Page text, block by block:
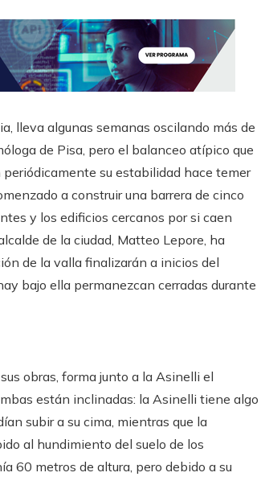
lleva algunas semanas oscilando más de
de Pisa, pero el balanceo atípico que
su estabilidad hace temer
a construir una barrera de cinco
y los edificios cercanos por si caen
de la ciudad, Matteo Lepore, ha
de la valla finalizarán a inicios del
bajo ella permanezcan cerradas durante
obras, forma junto a la Asinelli el
están inclinadas: la Asinelli tiene algo
subir a su cima, mientras que la
al hundimiento del suelo de los
60 metros de altura, pero debido a su